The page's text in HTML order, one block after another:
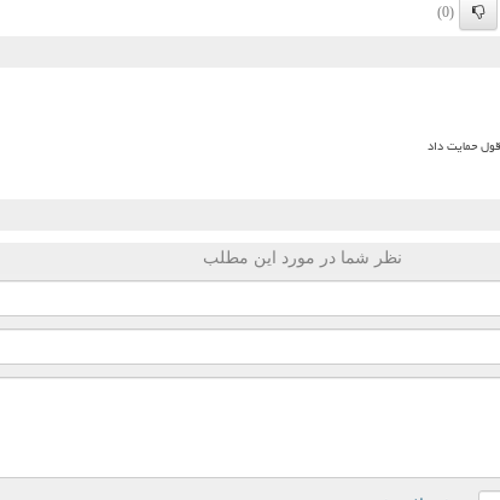
(0)
نظر شما در مورد این مطلب